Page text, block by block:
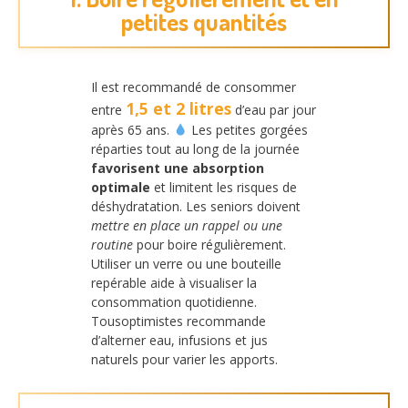
petites quantités
Il est recommandé de consommer
entre 1,5 et 2 litres d’eau par jour
après 65 ans.
Les petites gorgées
réparties tout au long de la journée
favorisent une absorption
optimale et limitent les risques de
déshydratation. Les seniors doivent
mettre en place un rappel ou une
routine pour boire régulièrement.
Utiliser un verre ou une bouteille
repérable aide à visualiser la
consommation quotidienne.
Tousoptimistes recommande
d’alterner eau, infusions et jus
naturels pour varier les apports.